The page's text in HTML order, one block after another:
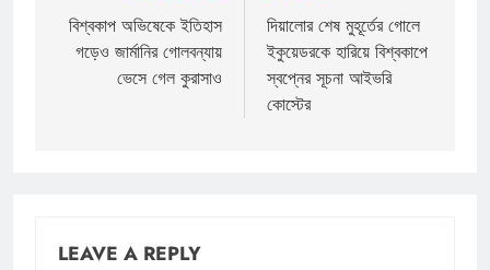
navigation
বিশ্বকাপ অভিষেকে ইতিহাস
গড়েও জার্মানির গোলবন্যায়
ভেসে গেল কুরাসাও
দিয়ালোর শেষ মুহূর্তের গোলে
ইকুয়েডরকে হারিয়ে বিশ্বকাপে
স্বপ্নের সূচনা আইভরি
কোস্টের
LEAVE A REPLY